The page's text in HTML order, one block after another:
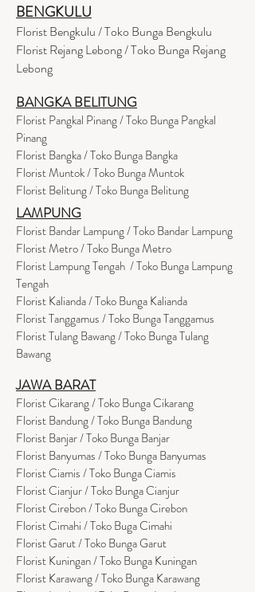
BENGKULU
Florist Bengkulu / Toko Bunga Bengkulu
Florist Rejang Lebong / Toko Bunga Rejang
Lebong
BANGKA BELITUNG
Florist Pangkal Pinang / Toko Bunga Pangkal
Pinang
Florist Bangka / Toko Bunga Bangka
Florist Muntok / Toko Bunga Muntok
Florist Belitung / Toko Bunga Belitung
LAMPUNG
Florist Bandar Lampung / Toko Bandar Lampung
Florist Metro / Toko Bunga Metro
Florist Lampung Tengah / Toko Bunga Lampung
Tengah
Florist Kalianda / Toko Bunga Kalianda
Florist Tanggamus / Toko Bunga Tanggamus
Florist Tulang Bawang / Toko Bunga Tulang
Bawang
JAWA BARAT
Florist Cikarang/ Toko Bunga Cikarang
Florist Bandung / Toko Bunga Bandung
Florist Banjar / Toko Bunga Banjar
Florist Banyumas / Toko Bunga Banyumas
Florist Ciamis / Toko Bunga Ciamis
Florist Cianjur / Toko Bunga Cianjur
Florist Cirebon / Toko Bunga Cirebon
Florist Cimahi / Toko Buga Cimahi
Florist Garut / Toko Bunga Garut
Florist Kuningan / Toko Bunga Kuningan
Florist Karawang / Toko Bunga Karawang